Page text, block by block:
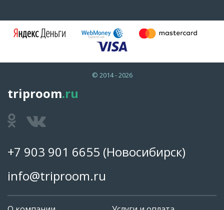
© 2014 - 2026
triproom.ru
+7 903 901 6655 (Новосибирск)
info@triproom.ru